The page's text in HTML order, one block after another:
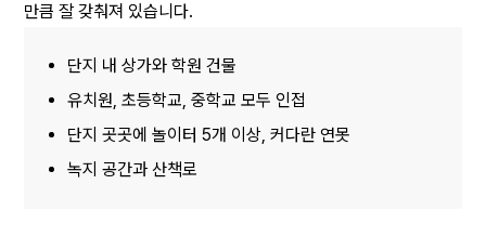
만큼 잘 갖춰져 있습니다.
단지 내 상가와 학원 건물
유치원, 초등학교, 중학교 모두 인접
단지 곳곳에 놀이터 5개 이상, 커다란 연못
녹지 공간과 산책로